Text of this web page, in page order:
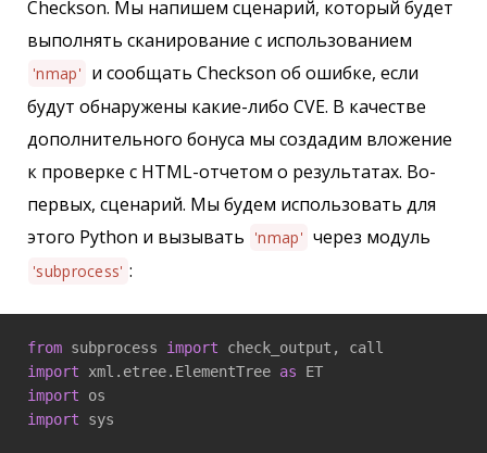
Checkson. Мы напишем сценарий, который будет
выполнять сканирование с использованием
'nmap' и сообщать Checkson об ошибке, если
будут обнаружены какие-либо CVE. В качестве
дополнительного бонуса мы создадим вложение
к проверке с HTML-отчетом о результатах. Во-
первых, сценарий. Мы будем использовать для
этого Python и вызывать 'nmap' через модуль
'subprocess' :
from subprocess import
import xml.etree.ElementTree as
import
import sys